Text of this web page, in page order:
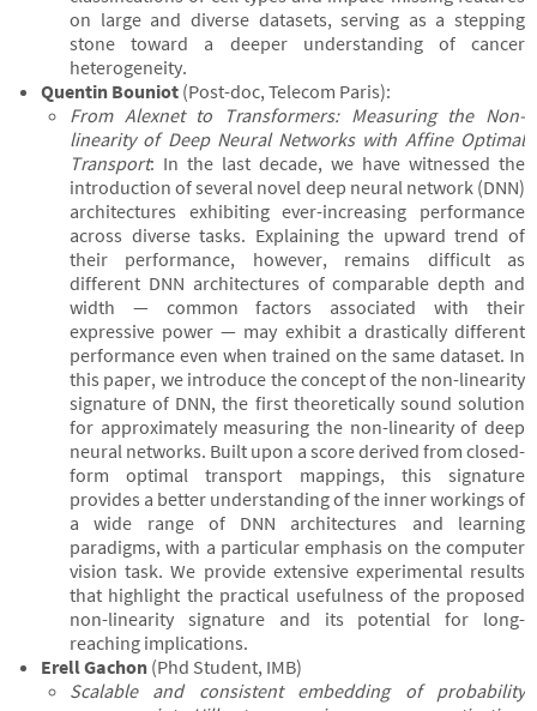
on large and diverse datasets, serving as a stepping
stone toward a deeper understanding of cancer
heterogeneity.
Quentin Bouniot (Post-doc, Telecom Paris):
From Alexnet to Transformers: Measuring the Non-
linearity of Deep Neural Networks with Affine Optimal
Transport: In the last decade, we have witnessed the
introduction of several novel deep neural network (DNN)
architectures exhibiting ever-increasing performance
across diverse tasks. Explaining the upward trend of
their performance, however, remains difficult as
different DNN architectures of comparable depth and
width — common factors associated with their
expressive power — may exhibit a drastically different
performance even when trained on the same dataset. In
this paper, we introduce the concept of the non-linearity
signature of DNN, the first theoretically sound solution
for approximately measuring the non-linearity of deep
neural networks. Built upon a score derived from closed-
form optimal transport mappings, this signature
provides a better understanding of the inner workings of
a wide range of DNN architectures and learning
paradigms, with a particular emphasis on the computer
vision task. We provide extensive experimental results
that highlight the practical usefulness of the proposed
non-linearity signature and its potential for long-
reaching implications.
Erell Gachon (Phd Student, IMB)
Scalable and consistent embedding of probability